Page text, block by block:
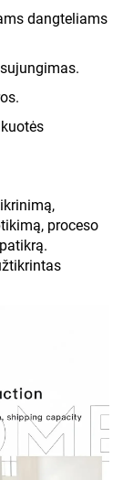
dangteliams
proceso